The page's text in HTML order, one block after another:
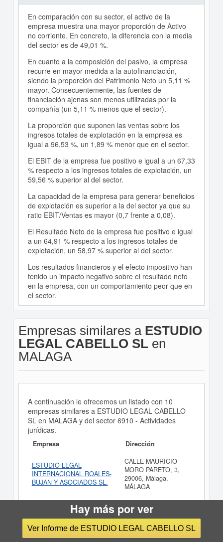
En comparación con su sector, el activo de la
empresa muestra una mayor proporción de Activo
no corriente. En concreto, la diferencia con la media
del sector es de 49,01 %.
En cuanto a la composición del pasivo, la empresa
recurre en mayor medida a la autofinanciación,
siendo la proporción del Patrimonio Neto un 5,11 %
mayor. Consecuentemente, las fuentes de
financiación ajenas son menos utilizadas por la
compañía (un 5,11 % menos que el sector).
La proporción que suponen las ventas sobre los
ingresos totales de explotación en la empresa es
igual a 96,53 %, un 1,89 % menor que en el sector.
El EBIT de la empresa fue positivo e igual a un 67,33
% respecto a los ingresos totales de explotación, un
59,56 % superior al del sector.
La capacidad de la empresa para generar beneficios
de explotación es superior a la del sector ya que su
ratio EBIT/Ventas es mayor (0,7 frente a 0,08).
El Resultado Neto de la empresa fue positivo e igual
a un 64,91 % respecto a los ingresos totales de
explotación, un 58,97 % superior al del sector.
Los resultados financieros y el efecto impositivo han
tenido un impacto negativo sobre el resultado neto
en la empresa, con un comportamiento peor que en
el sector.
Empresas similares a ESTUDIO
LEGAL CABELLO SL en
MALAGA
A continuación le ofrecemos un listado con 10
empresas similares a ESTUDIO LEGAL CABELLO
SL en MALAGA y del sector 6910 - Actividades
jurídicas.
Empresa Dirección
ESTUDIO LEGAL
INTERNACIONAL ROALES-
BUJAN Y ASOCIADOS SL.
CALLE MAURICIO
MORO PARETO, 3,
29006, Málaga,
MÁLAGA
LA PRESTACION DE SERVICIOS DE
ASESORAMIENTO JURIDICO, ADMINISTRACION DE
FINCAS Y TRAMITACION Y GESTION DE
EXPEDIENTES ADMINISTRATIVOS, TANTO EN EL
AMBITO NACIONAL COMO EN EL EXTRANJERO. EL
Hay más por ver
Ver Informe de ESTUDIO LEGAL CABELLO SL